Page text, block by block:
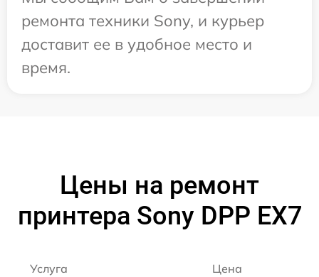
ремонта техники Sony, и курьер
доставит ее в удобное место и
время.
Цены на ремонт
принтера Sony DPP EX7
Услуга Цена